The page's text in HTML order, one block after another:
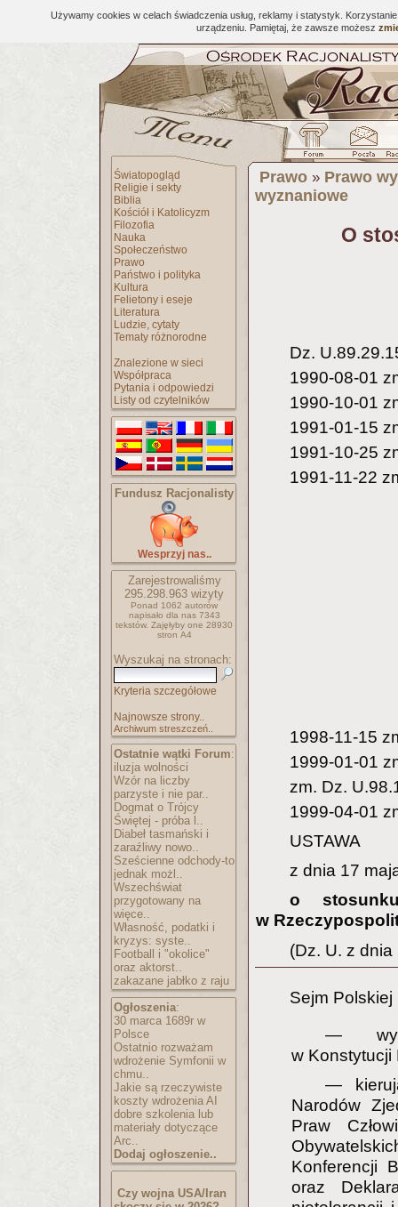
Używamy cookies w celach świadczenia usług, reklamy i statystyk.
urządzeniu. Pamiętaj, że zawsze możesz
Światopogląd
Religie i sekty
Biblia
Kościół i Katolicyzm
Filozofia
Nauka
Społeczeństwo
Prawo
Państwo i polityka
Kultura
Felietony i eseje
Literatura
Ludzie, cytaty
Tematy różnorodne
Znalezione w sieci
Współpraca
Pytania i odpowiedzi
Listy od czytelników
Fundusz Racjonalisty
Wesprzyj nas..
Zarejestrowaliśmy
295.298.963 wizyty
Ponad 1062 autorów
napisało dla nas 7343
tekstów. Zajęłyby one 28930
stron A4
Wyszukaj na stronach:
Kryteria szczegółowe
Najnowsze strony..
Archiwum streszczeń..
Ostatnie wątki Forum:
iluzja wolności
Wzór na liczby
parzyste i nie par..
Dogmat o Trójcy
Świętej - próba l..
Diabeł tasmański i
zaraźliwy nowo..
Sześcienne odchody-to
jednak możl..
Wszechświat
przygotowany na
więce..
Własność, podatki i
kryzys: syste..
Football i "okolice"
oraz aktorst..
zakazane jabłko z raju
Ogłoszenia:
30 marca 1689r w
Polsce
Ostatnio rozważam
wdrożenie Symfonii w
chmu..
Jakie są rzeczywiste
koszty wdrożenia AI
dobre szkolenia lub
materiały dotyczące
Arc..
Dodaj ogłoszenie..
Czy wojna USA/Iran
Prawo » Prawo
wyznaniowe
O
Dz.
1990-08-01
1990-10-01
1991-01-15
1991-10-25
1991-11-22
1998-11-15
1999-01-01
zm. Dz.
1999-04-01
USTAWA
z dnia 17
o
w
(Dz. U. z
Sejm
—
w Konstytucji
—
Narodów
Praw
Konferencji
oraz